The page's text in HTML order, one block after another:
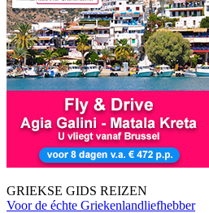
GRIEKSE GIDS REIZEN
Voor de échte Griekenlandliefhebber